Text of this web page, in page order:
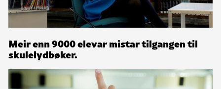
Meir enn 9000 elevar mistar tilgangen til
skulelydbøker.